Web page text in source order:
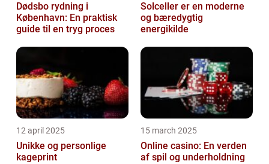
Dødsbo rydning i
København: En praktisk
guide til en tryg proces
Solceller er en moderne
og bæredygtig
energikilde
12 april 2025
Unikke og personlige
kageprint
15 march 2025
Online casino: En verden
af spil og underholdning